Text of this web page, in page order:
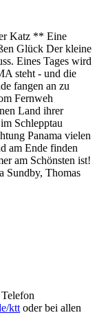
Katz ** Eine
Glück Der kleine
Eines Tages wird
steht - und die
fangen an zu
Fernweh
Land ihrer
Schlepptau
Panama vielen
am Ende finden
am Schönsten ist!
Sundby, Thomas
kttoder bei allen